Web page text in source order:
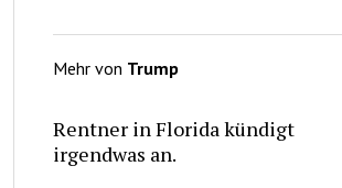
Mehr von Trump
Rentner in Florida kündigt
irgendwas an.